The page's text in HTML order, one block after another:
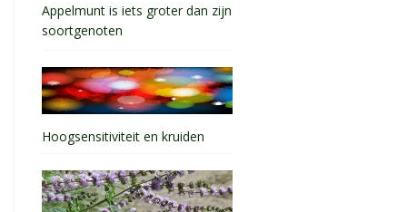
Appelmunt is iets groter dan zijn
soortgenoten
Hoogsensitiviteit en kruiden